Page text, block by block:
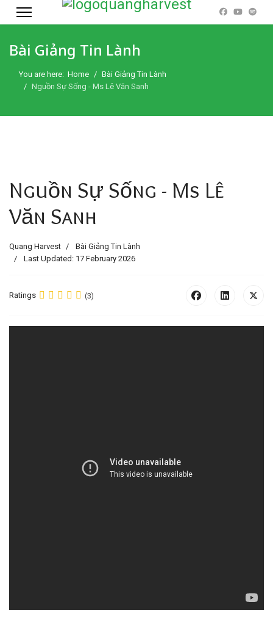
Bài Giảng Tin Lành
You are here: Home
Bài Giảng Tin Lành
Nguồn Sự Sống - Ms Lê Văn Sanh
Nguồn Sự Sống - Ms Lê
Văn Sanh
Quang Harvest
Bài Giảng Tin Lành
Last Updated: 17 February 2026
Ratings (3)